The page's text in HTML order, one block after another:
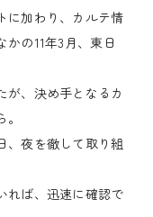
に加わり、カルテ情
の11年3月、東日
が、決め手となるカ
、夜を徹して取り組
れば、迅速に確認で